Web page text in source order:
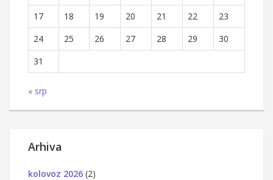
17
18 19 20 21 22
23
24
25 26 27 28 29
30
31
« srp
Arhiva
kolovoz 2026 (2)